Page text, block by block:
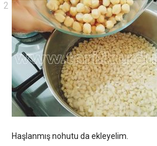
Haşlanmış nohutu da ekleyelim.